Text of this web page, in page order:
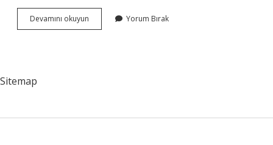
Devamını okuyun
Ile
Yorum Bırak
Sitemap